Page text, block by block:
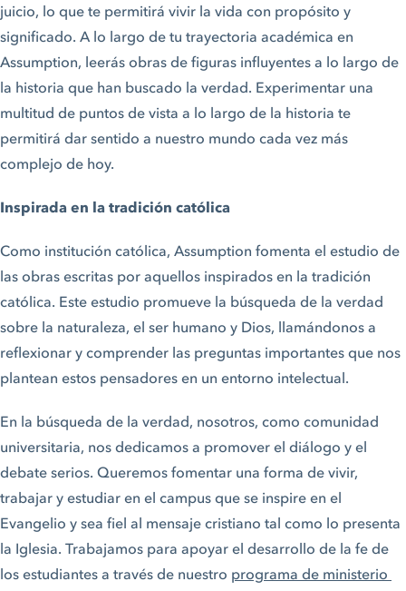
juicio, lo que te permitirá vivir la vida con propósito y
significado. A lo largo de tu trayectoria académica en
Assumption, leerás obras de figuras influyentes a lo largo de
la historia que han buscado la verdad. Experimentar una
multitud de puntos de vista a lo largo de la historia te
permitirá dar sentido a nuestro mundo cada vez más
complejo de hoy.
Inspirada en la tradición católica
Como institución católica, Assumption fomenta el estudio de
las obras escritas por aquellos inspirados en la tradición
católica. Este estudio promueve la búsqueda de la verdad
sobre la naturaleza, el ser humano y Dios, llamándonos a
reflexionar y comprender las preguntas importantes que nos
plantean estos pensadores en un entorno intelectual.
En la búsqueda de la verdad, nosotros, como comunidad
universitaria, nos dedicamos a promover el diálogo y el
debate serios. Queremos fomentar una forma de vivir,
trabajar y estudiar en el campus que se inspire en el
Evangelio y sea fiel al mensaje cristiano tal como lo presenta
la Iglesia. Trabajamos para apoyar el desarrollo de la fe de
los estudiantes a través de nuestro programa de ministerio